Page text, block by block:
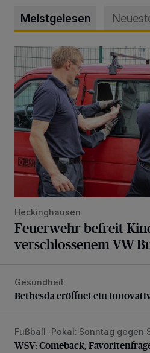
Meistgelesen
Feuerwehr befreit Kind aus
Heckinghausen
Feuerwehr befreit
verschlossenem VW
Bethesda eröffnet ein
Gesundheit
Bethesda eröffnet ein
WSV: Comeback,
Fußball-Pokal: Sonntag gegen
WSV: Comeback,